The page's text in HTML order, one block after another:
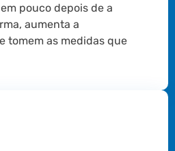
pouco depois de a
aumenta a
tomem as medidas que